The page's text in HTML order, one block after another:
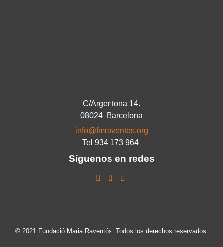
C/Argentona 14.
08024 Barcelona
info@fmraventos.org
Tel 934 173 964
Síguenos en redes
© 2021 Fundació Maria Raventós. Todos los derechos reservados